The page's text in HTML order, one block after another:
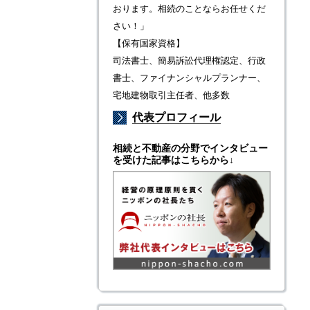
おります。相続のことならお任せくだ
さい！」
【保有国家資格】
司法書士、簡易訴訟代理権認定、行政
書士、ファイナンシャルプランナー、
宅地建物取引主任者、他多数
代表プロフィール
相続と不動産の分野でインタビュー
を受けた記事はこちらから↓